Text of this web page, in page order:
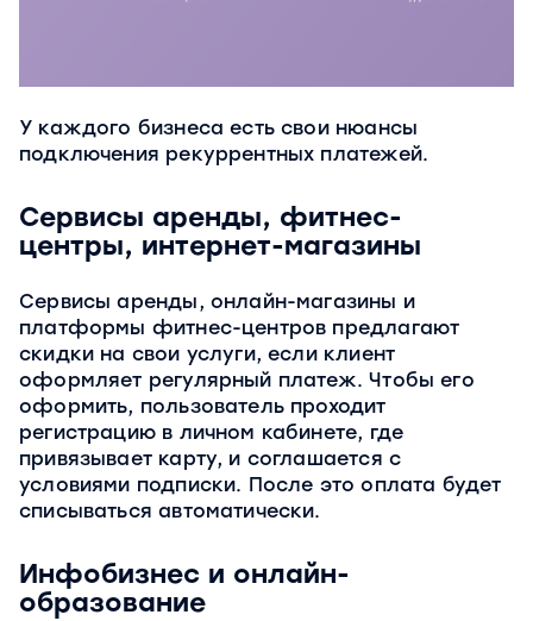
У каждого бизнеса есть свои нюансы
подключения рекуррентных платежей.
Сервисы аренды, фитнес-
центры, интернет-магазины
Сервисы аренды, онлайн-магазины и
платформы фитнес-центров предлагают
скидки на свои услуги, если клиент
оформляет регулярный платеж. Чтобы его
оформить, пользователь проходит
регистрацию в личном кабинете, где
привязывает карту, и соглашается с
условиями подписки. После это оплата будет
списываться автоматически.
Инфобизнес и онлайн-
образование